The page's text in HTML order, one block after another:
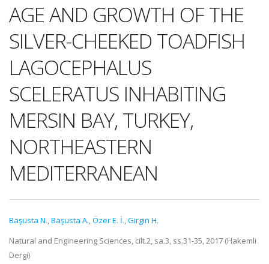
AGE AND GROWTH OF THE
SILVER-CHEEKED TOADFISH
LAGOCEPHALUS
SCELERATUS INHABITING
MERSIN BAY, TURKEY,
NORTHEASTERN
MEDITERRANEAN
Başusta N.,Başusta A.,Özer E. İ.,Girgin H.
Natural and Engineering Sciences, cilt.2, sa.3, ss.31-35, 2017 (Hakemli
Dergi)